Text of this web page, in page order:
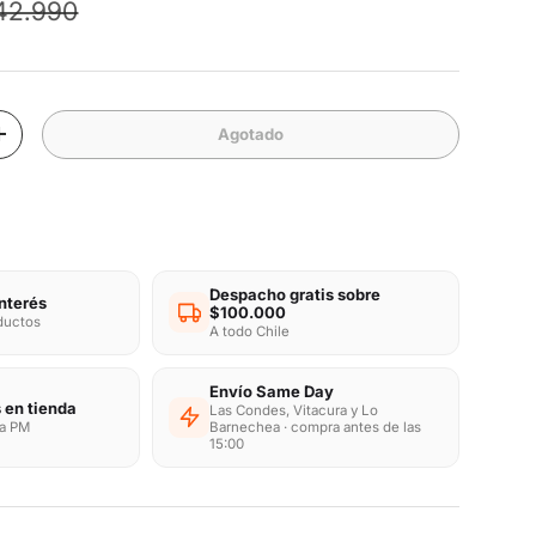
la cantidad Agotado
Despacho gratis sobre
$100.000
A todo Chile
en tienda
PM
Envío Same Day
Las Condes, Vitacura y Lo
Barnechea · compra antes de las
15:00